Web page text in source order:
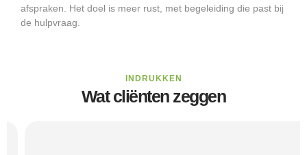
afspraken. Het doel is meer rust, met begeleiding die past bij
de hulpvraag.
INDRUKKEN
Wat cliënten zeggen